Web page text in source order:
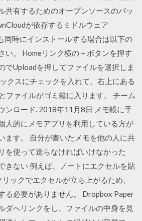
共有するためのオープンソースのパッ
が依存するミドルウェア
同時にインストールする場合は以下の
い。 Homeリンク横の＋ボタンを押す
でUploadを押してファイルを選択しま
クスにチェックを入れて、右上にある
ファイルがゴミ箱に入ります。 チーム
ンロード. 2018年11月8日 メモ帳に手
人的にメモアプリを利用している方が
ます。 自分が書いたメモを他の人に共
を使って送らなければいけなかった
きない 例えば、ノートにエクセルを貼
ックでエクセルが立ち上がるため、
る必要がありません。 Dropbox Paper
ダへリンクをし、ファイルの中身を見